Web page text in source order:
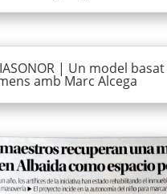
| Un model
amb Marc Alcega